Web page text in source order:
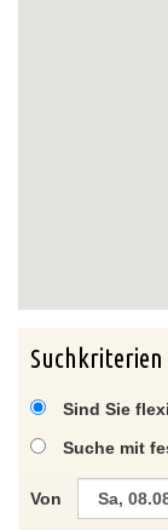
Suchkriterien
Sind Sie
Suche mit
Von